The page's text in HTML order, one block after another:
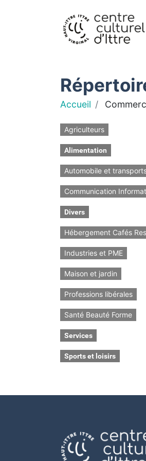
Accueil
Agriculteurs
Alimentation
Automobile et
Communication
Divers
Hébergement Cafés
Industries et PME
Maison et jardin
Professions libérales
Santé Beauté Forme
Services
Sports et loisirs